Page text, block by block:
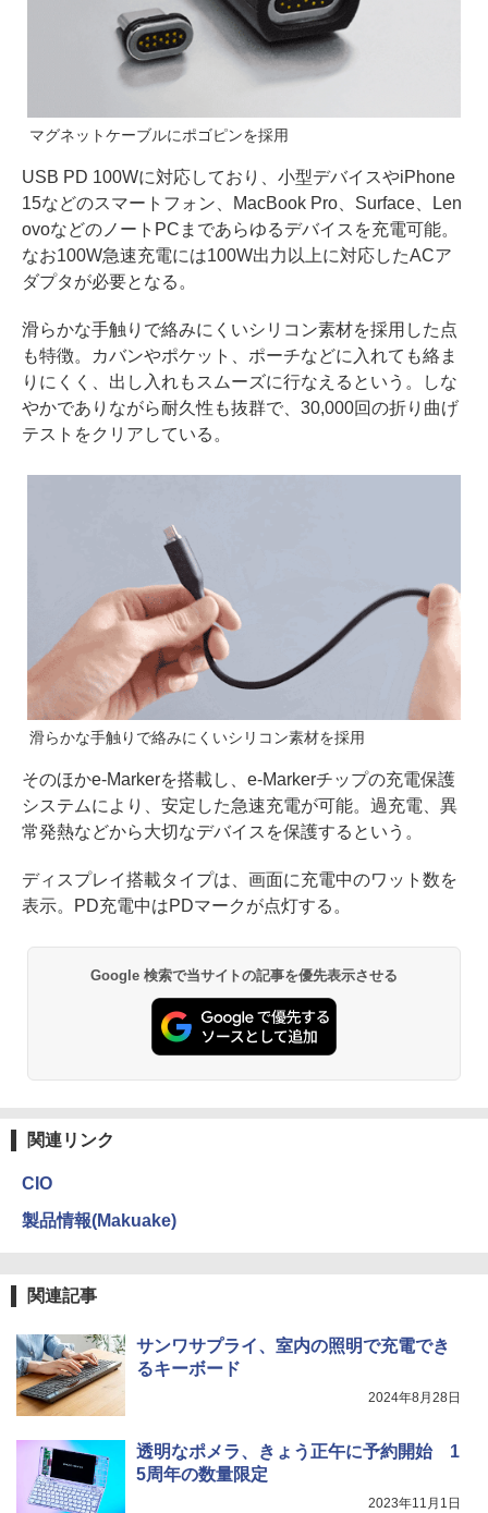
マグネットケーブルにポゴピンを採用
USB PD 100Wに対応しており、小型デバイスやiPhone
15などのスマートフォン、MacBook Pro、Surface、Len
ovoなどのノートPCまであらゆるデバイスを充電可能。
なお100W急速充電には100W出力以上に対応したACア
ダプタが必要となる。
滑らかな手触りで絡みにくいシリコン素材を採用した点
も特徴。カバンやポケット、ポーチなどに入れても絡ま
りにくく、出し入れもスムーズに行なえるという。しな
やかでありながら耐久性も抜群で、30,000回の折り曲げ
テストをクリアしている。
滑らかな手触りで絡みにくいシリコン素材を採用
そのほかe-Markerを搭載し、e-Markerチップの充電保護
システムにより、安定した急速充電が可能。過充電、異
常発熱などから大切なデバイスを保護するという。
ディスプレイ搭載タイプは、画面に充電中のワット数を
表示。PD充電中はPDマークが点灯する。
Google 検索で当サイトの記事を優先表示させる
関連リンク
CIO
製品情報(Makuake)
関連記事
サンワサプライ、室内の照明で充電でき
るキーボード
2024年8月28日
透明なポメラ、きょう正午に予約開始 1
5周年の数量限定
2023年11月1日